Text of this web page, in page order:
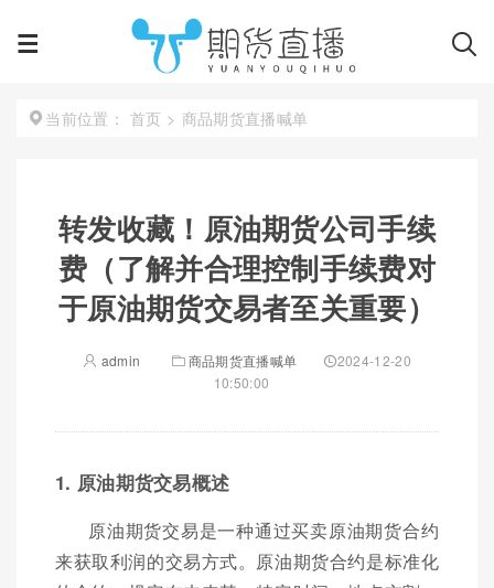
当前位置： 首页 > 商品期货直播喊单
转发收藏！原油期货公司手续
费（了解并合理控制手续费对
于原油期货交易者至关重要）
admin 商品期货直播喊单
2024-12-20
10:50:00
1. 原油期货交易概述
原油期货交易是一种通过买卖原油期货合约
来获取利润的交易方式。原油期货合约是标准化